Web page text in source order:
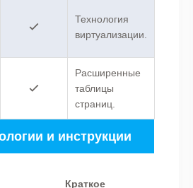
Технология
виртуализации.
Расширенные
таблицы
страниц.
и инструкции
Краткое